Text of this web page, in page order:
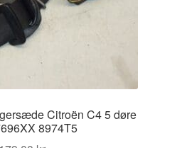
Citroën C4 5 døre
8974T5